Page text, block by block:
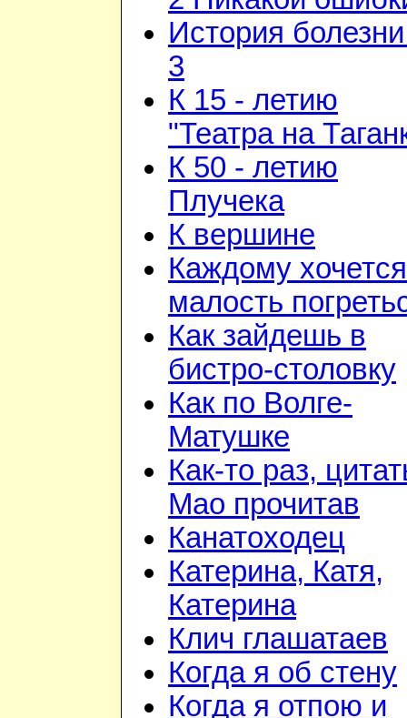
История
3
К 15 - летию
"Театра на
К 50 - летию
Плучека
К вершине
Каждому хочется
малость
Как зайдешь в
бистро-столовку
Как по Волге-
Матушке
Как-то раз,
Мао прочитав
Канатоходец
Катерина, Катя,
Катерина
Клич глашатаев
Когда я об стену
Когда я отпою и